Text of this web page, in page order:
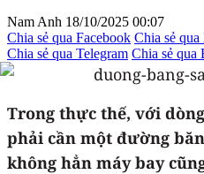
Nam Anh 18/10/2025 00:07
Chia sẻ qua Facebook Chia sẻ qua
Chia sẻ qua Telegram Chia sẻ qua
Trong thực thế, với
phải cần một đường
không hẳn máy bay